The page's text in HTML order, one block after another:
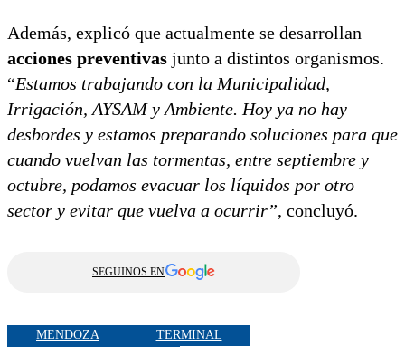
Además, explicó que actualmente se desarrollan
acciones preventivas junto a distintos organismos.
“Estamos trabajando con la Municipalidad,
Irrigación, AYSAM y Ambiente. Hoy ya no hay
desbordes y estamos preparando soluciones para que
cuando vuelvan las tormentas, entre septiembre y
octubre, podamos evacuar los líquidos por otro
sector y evitar que vuelva a ocurrir”, concluyó.
SEGUINOS EN
MENDOZA
TERMINAL